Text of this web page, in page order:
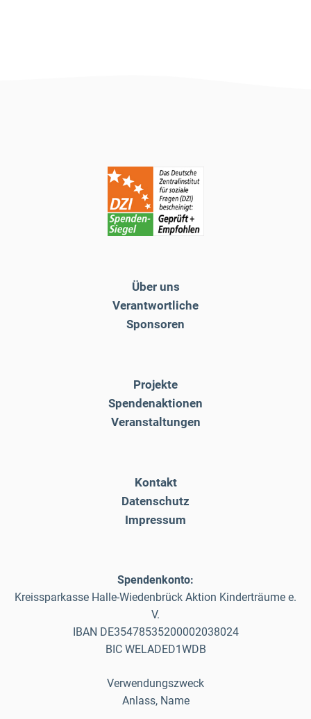
Über uns
Verantwortliche
Sponsoren
Projekte
Spendenaktionen
Veranstaltungen
Kontakt
Datenschutz
Impressum
Spendenkonto:
Kreissparkasse Halle-Wiedenbrück Aktion Kinderträume e.
V.
IBAN DE35478535200002038024
BIC WELADED1WDB
Verwendungszweck
Anlass, Name